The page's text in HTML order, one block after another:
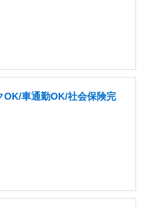
OK/車通勤OK/社会保険完